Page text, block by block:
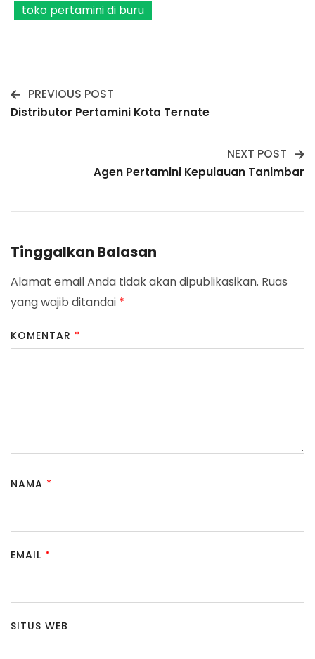
toko pertamini di buru
Post
PREVIOUS POST
Distributor Pertamini Kota Ternate
NEXT POST
Agen Pertamini Kepulauan Tanimbar
Tinggalkan Balasan
Alamat email Anda tidak akan dipublikasikan. Ruas
yang wajib ditandai *
KOMENTAR *
NAMA *
EMAIL *
SITUS WEB